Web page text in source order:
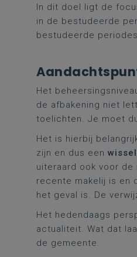
In dit doel ligt de
in de bestudeerde
bestudeerde
Het
de afbakening niet
toelichten. Je moet
Het is hierbij
zijn en dus een
uiteraard ook voor
recente makelij is en
het geval is. De
Het hedendaags
actualiteit. Wat dat
de gemeente.